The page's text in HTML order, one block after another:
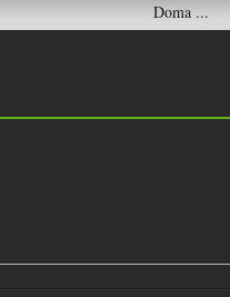
Doma ...